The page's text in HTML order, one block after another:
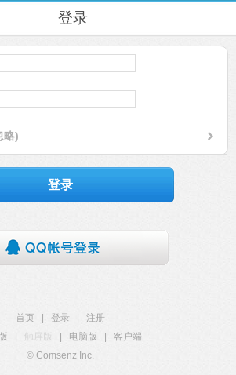
登录
略)
登录
首页 登录
注册
触屏版 电脑版
客户端
© Comsenz Inc.